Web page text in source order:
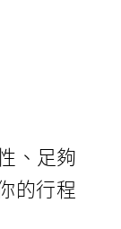
、足夠
的行程